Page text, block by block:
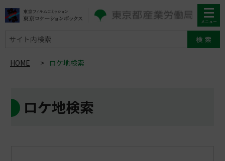
サイト内検索
HOME > ロケ地検索
ロケ地検索